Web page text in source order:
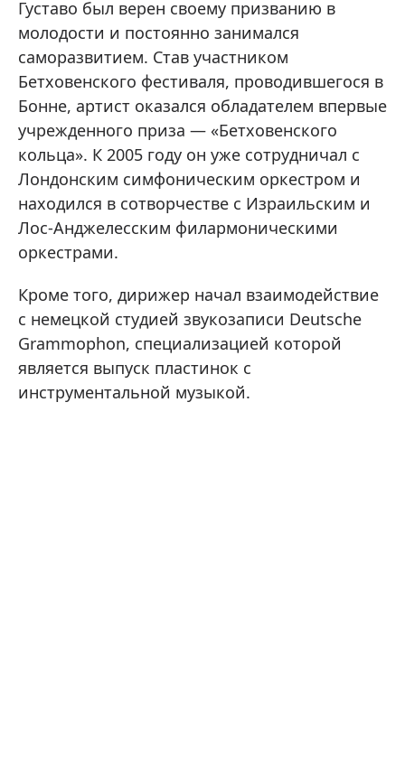
Густаво был верен своему призванию в
молодости и постоянно занимался
саморазвитием. Став участником
Бетховенского фестиваля, проводившегося в
Бонне, артист оказался обладателем впервые
учрежденного приза — «Бетховенского
кольца». К 2005 году он уже сотрудничал с
Лондонским симфоническим оркестром и
находился в сотворчестве с Израильским и
Лос-Анджелесским филармоническими
оркестрами.
Кроме того, дирижер начал взаимодействие
с немецкой студией звукозаписи Deutsche
Grammophon, специализацией которой
является выпуск пластинок с
инструментальной музыкой.